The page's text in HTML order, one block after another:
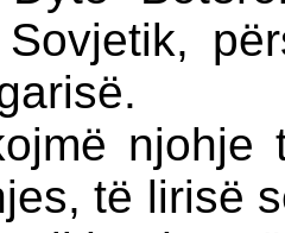
Sovjetik,
të lirisë